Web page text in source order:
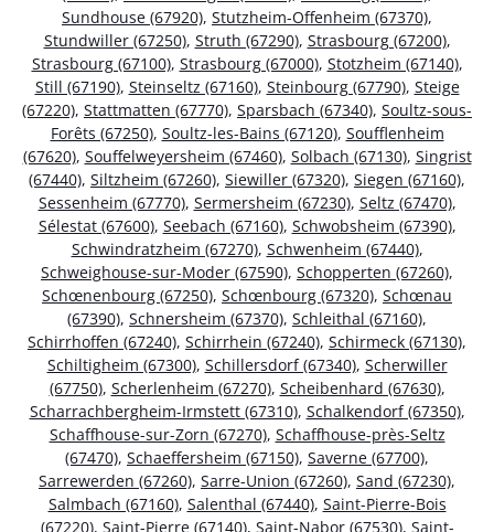
Sundhouse (67920), Stutzheim-Offenheim (67370),
Stundwiller (67250), Struth (67290), Strasbourg (67200),
Strasbourg (67100), Strasbourg (67000), Stotzheim (67140),
Still (67190), Steinseltz (67160), Steinbourg (67790), Steige
(67220), Stattmatten (67770), Sparsbach (67340), Soultz-sous-
Forêts (67250), Soultz-les-Bains (67120), Soufflenheim
(67620), Souffelweyersheim (67460), Solbach (67130), Singrist
(67440), Siltzheim (67260), Siewiller (67320), Siegen (67160),
Sessenheim (67770), Sermersheim (67230), Seltz (67470),
Sélestat (67600), Seebach (67160), Schwobsheim (67390),
Schwindratzheim (67270), Schwenheim (67440),
Schweighouse-sur-Moder (67590), Schopperten (67260),
Schœnenbourg (67250), Schœnbourg (67320), Schœnau
(67390), Schnersheim (67370), Schleithal (67160),
Schirrhoffen (67240), Schirrhein (67240), Schirmeck (67130),
Schiltigheim (67300), Schillersdorf (67340), Scherwiller
(67750), Scherlenheim (67270), Scheibenhard (67630),
Scharrachbergheim-Irmstett (67310), Schalkendorf (67350),
Schaffhouse-sur-Zorn (67270), Schaffhouse-près-Seltz
(67470), Schaeffersheim (67150), Saverne (67700),
Sarrewerden (67260), Sarre-Union (67260), Sand (67230),
Salmbach (67160), Salenthal (67440), Saint-Pierre-Bois
(67220), Saint-Pierre (67140), Saint-Nabor (67530), Saint-